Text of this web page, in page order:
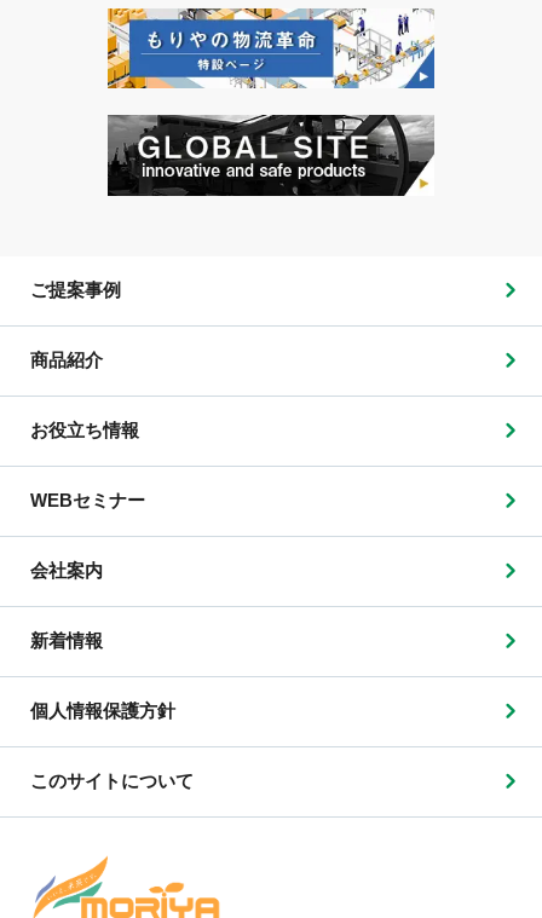
ご提案事例
商品紹介
お役立ち情報
WEBセミナー
会社案内
新着情報
個人情報保護方針
このサイトについて